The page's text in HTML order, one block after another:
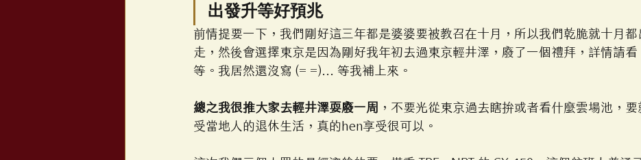
出發升等好預兆
前情提要一下，我們剛好這三年都是婆婆要被教召在十月，所以我們乾脆就十月都
走，然後會選擇東京是因為剛好我年初去過東京輕井澤，廢了一個禮拜，詳情請
等。我居然還沒寫 (= =)... 等我補上來。
總之我很推大家去輕井澤耍廢一周 ，不要光從東京過去瞎拚或者看什麼雲場池，
受當地人的退休生活，真的hen享受很可以。